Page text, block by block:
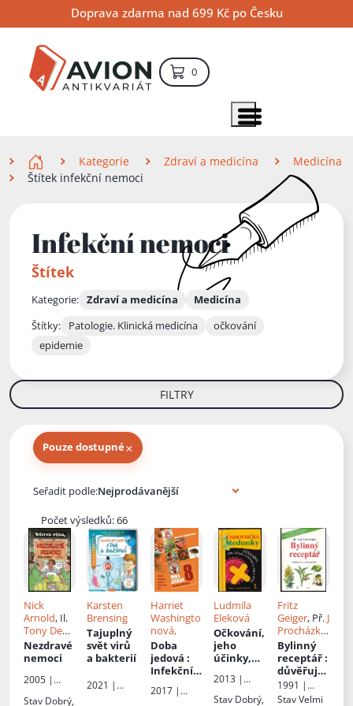
na
obsah
na
navigaci
na
vyhledávání
Doprava zdarma nad 699 Kč po Česku
0položek – košík
Zobrazit položky menu
Kategorie Zdraví a medicína
Medicína
Štítek infekční nemoci
Infekční nemoci
Štítek
Kategorie: Zdraví a medicína
Medicína
Štítky:
Patologie. Klinická medicína
očkování
epidemie
FILTRY
Pouze dostupné×
Seřadit podle:
Počet výsledků: 66
Nick
Arnold, Il.
Tony De
Saulles, Př.
Robert
Nezdravé
nemoci
2005 |
Stav Dobrý,
Karsten
Brensing
Tajuplný
svět virů
a bakterií
2021 |
Harriet
Washingto
nová,
Doba
jedová :
Infekční
vakcíny,
2017 |
Ludmila
Eleková
Očkování,
jeho
účinky,
a jejich
léčba: I
2013 |
Stav Dobrý,
Fritz
Geiger, Př. J
Procházka,
Jaroslav
Procházka
Bylinný
receptář:
důvěřujte
léčivým
silám
1991 |
Dona
StavVelmi